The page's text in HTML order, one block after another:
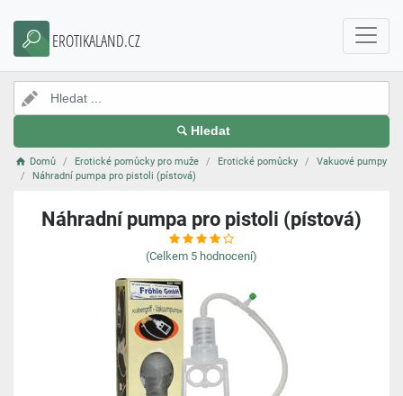
EROTIKALAND.CZ
Hledat
Domů Erotické pomůcky pro muže Erotické pomůcky
Vakuové pumpy
Náhradní pumpa pro pistoli (pístová)
Náhradní pumpa pro pistoli (pístová)
(Celkem 5 hodnocení)